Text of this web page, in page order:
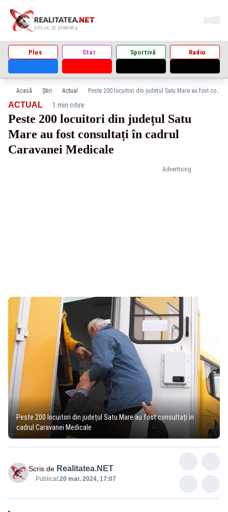
Plus Star Sportivă Radio
Acasă Știri Actual Peste 200 locuitori din județul Satu Mare au fost consultați în cadrul Caravanei Medicale
Advertising
ACTUAL· 1 min citire
Peste 200 locuitori din județul Satu
Mare au fost consultați în cadrul
Caravanei Medicale
Peste 200 locuitori din județul Satu Mare au fost consultați în
cadrul Caravanei Medicale
Scris de Realitatea.NET
Publicat:20 mar. 2024, 17:07